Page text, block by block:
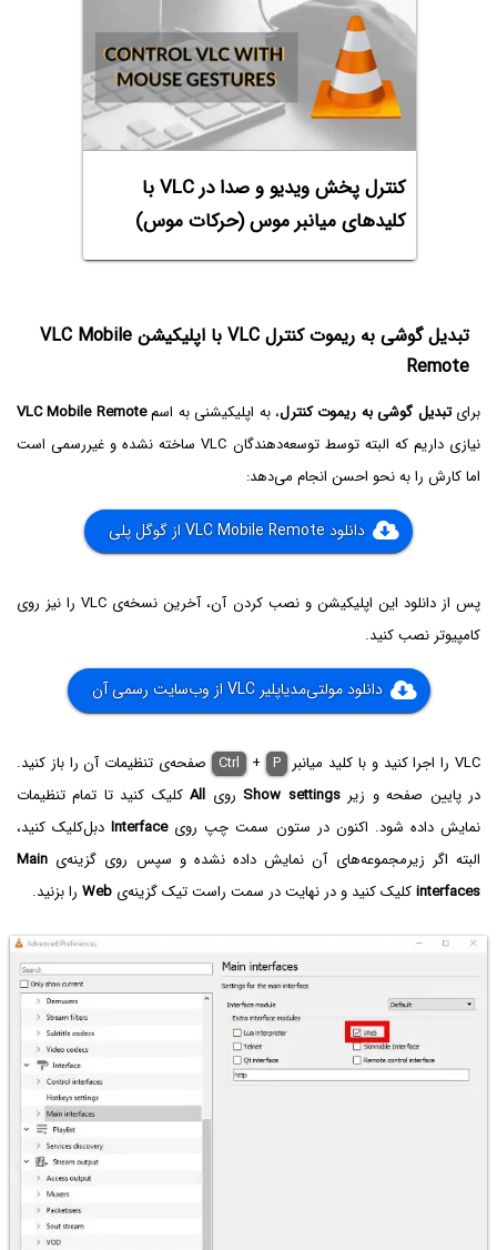
کنترل پخش ویدیو و صدا در VLC با
کلیدهای میانبر موس (حرکات موس)
تبدیل گوشی به ریموت کنترل VLC‌ با اپلیکیشن VLC Mobile
Remote
برایتبدیل گوشی به ریموت کنترل، به اپلیکیشنی به اسمVLC Mobile Remote
نیازی داریم که البته توسط توسعه‌دهندگان VLC ساخته نشده و غیررسمی است
اما کارش را به نحو احسن انجام می‌دهد:
دانلود VLC Mobile Remote از گوگل پلی
پس از دانلود این اپلیکیشن و نصب کردن آن، آخرین نسخه‌ی VLC را نیز روی
کامپیوتر نصب کنید.
دانلود مولتی‌مدیاپلیر VLC از وب‌سایت رسمی آن
VLC را اجرا کنید و با کلید میانبر Ctrl + P
صفحه‌ی تنظیمات آن را باز کنید.
در پایین صفحه و زیرShow settings روی Allکلیک کنید تا تمام تنظیمات
نمایش داده شود. اکنون در ستون سمت چپ رویInterfaceدبل‌کلیک کنید،
البته اگر زیرمجموعه‌های آن نمایش داده نشده و سپس روی گزینه‌ی Main
interfacesکلیک کنید و در نهایت در سمت راست تیک گزینه‌ی Web را بزنید.